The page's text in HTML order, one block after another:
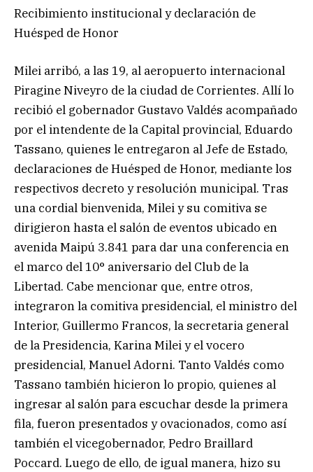
Recibimiento institucional y declaración de
Huésped de Honor
Milei arribó, a las 19, al aeropuerto internacional
Piragine Niveyro de la ciudad de Corrientes. Allí lo
recibió el gobernador Gustavo Valdés acompañado
por el intendente de la Capital provincial, Eduardo
Tassano, quienes le entregaron al Jefe de Estado,
declaraciones de Huésped de Honor, mediante los
respectivos decreto y resolución municipal. Tras
una cordial bienvenida, Milei y su comitiva se
dirigieron hasta el salón de eventos ubicado en
avenida Maipú 3.841 para dar una conferencia en
el marco del 10° aniversario del Club de la
Libertad. Cabe mencionar que, entre otros,
integraron la comitiva presidencial, el ministro del
Interior, Guillermo Francos, la secretaria general
de la Presidencia, Karina Milei y el vocero
presidencial, Manuel Adorni. Tanto Valdés como
Tassano también hicieron lo propio, quienes al
ingresar al salón para escuchar desde la primera
fila, fueron presentados y ovacionados, como así
también el vicegobernador, Pedro Braillard
Poccard. Luego de ello, de igual manera, hizo su